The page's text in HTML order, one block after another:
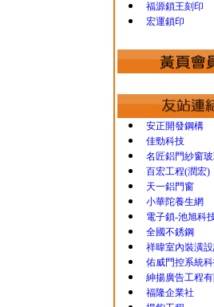
福源鎖王刻印
宏運鎖印
安正開發鋼構
佳勁科技
名匠鋁門紗窗
百宏工程(潤宏)
天一鋁門窗
小華陀養生網
電子鎖-池旭科
全國不銹鋼
祥暐室內裝潢
佑威門控系統
紳揚廣告工程有
福隆企業社